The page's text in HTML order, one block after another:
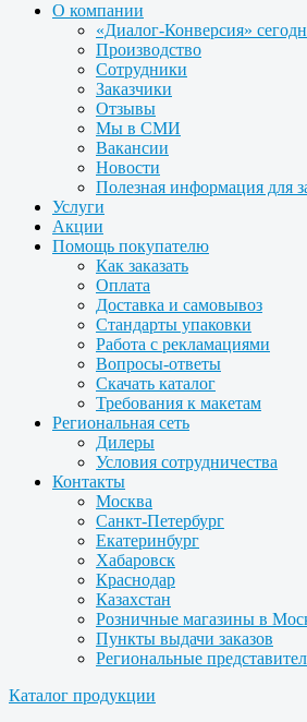
О компании
«Диалог-Конверсия»
Производство
Сотрудники
Заказчики
Отзывы
Мы в СМИ
Вакансии
Новости
Полезная информация для
Услуги
Акции
Помощь покупателю
Как заказать
Оплата
Доставка и самовывоз
Стандарты упаковки
Работа с рекламациями
Вопросы-ответы
Скачать каталог
Требования к макетам
Региональная сеть
Дилеры
Условия сотрудничества
Контакты
Москва
Санкт-Петербург
Екатеринбург
Хабаровск
Краснодар
Казахстан
Розничные магазины в
Пункты выдачи заказов
Региональные
Каталог продукции